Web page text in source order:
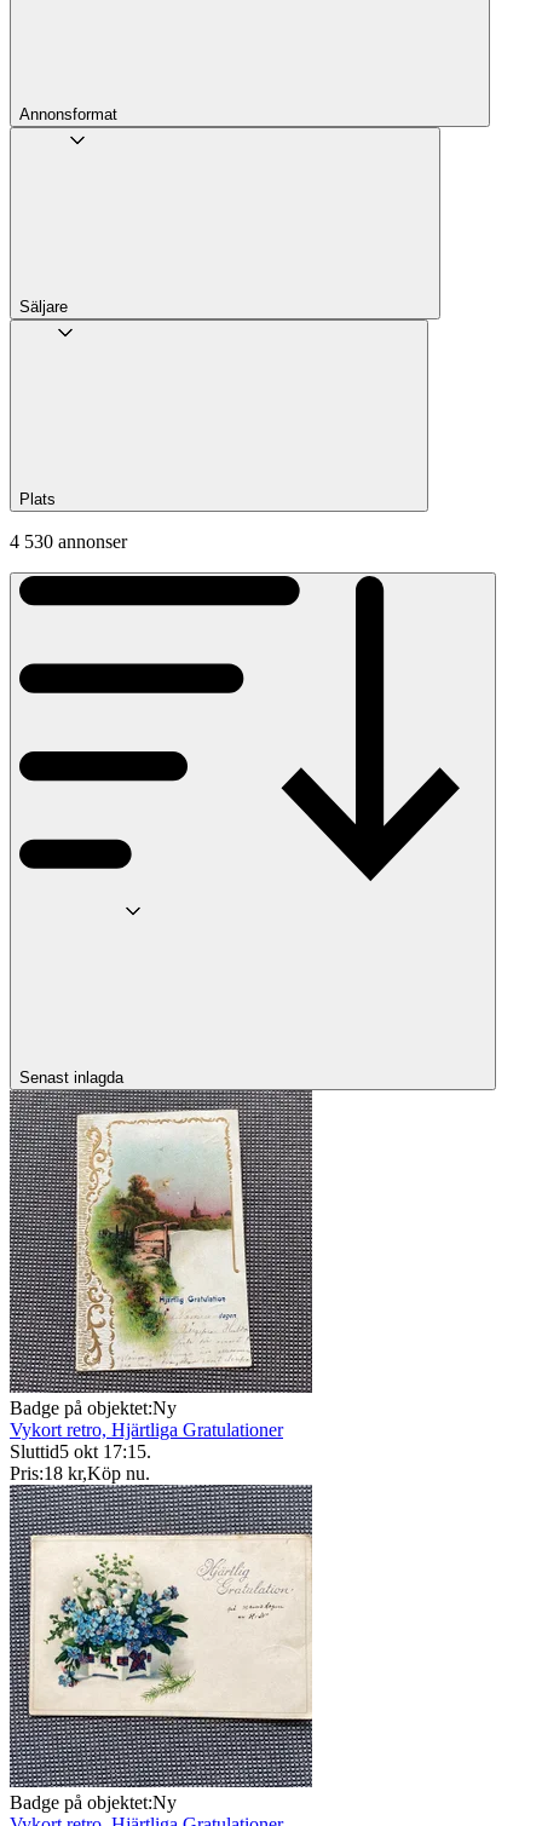
Annons­format
Säljare
Plats
4 530 annonser
Senast inlagda
Badge på objektet:Ny
Vykort retro, Hjärtliga Gratulationer
Sluttid5 okt 17:15.
Pris:18 kr,Köp nu.
Badge på objektet:Ny